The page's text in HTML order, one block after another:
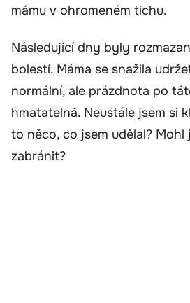
mámu v ohromeném tichu.
Následující dny byly
bolestí. Máma se snažila
normální, ale prázdnota po
hmatatelná. Neustále jsem si
to něco, co jsem udělal? Mohl
zabránit?